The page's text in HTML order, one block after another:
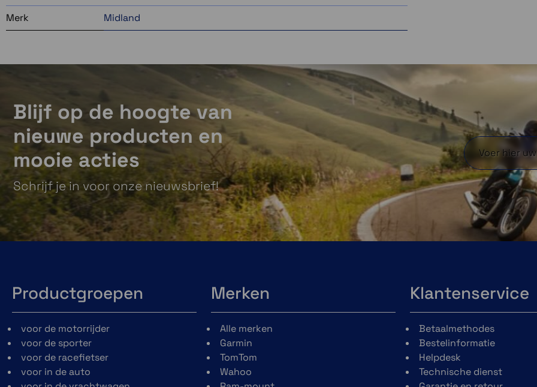
Merk
Midland
Blijf op de hoogte van
nieuwe producten en
mooie acties
Schrijf je in voor onze nieuwsbrief!
Productgroepen
voor de motorrijder
voor de sporter
voor de racefietser
voor in de auto
Merken
Alle merken
Garmin
TomTom
Wahoo
Klantenservice
Betaalmethodes
Bestelinformatie
Helpdesk
Technische dienst